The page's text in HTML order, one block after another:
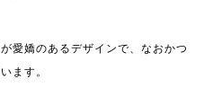
愛嬌のあるデザインで、なおかつ
ます。